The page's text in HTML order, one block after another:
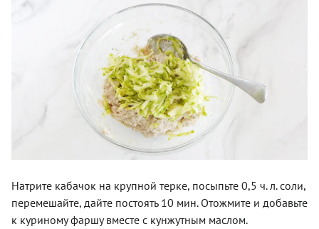
Натрите кабачок на крупной терке, посыпьте 0,5 ч. л. соли,
перемешайте, дайте постоять 10 мин. Отожмите и добавьте
к куриному фаршу вместе с кунжутным маслом.